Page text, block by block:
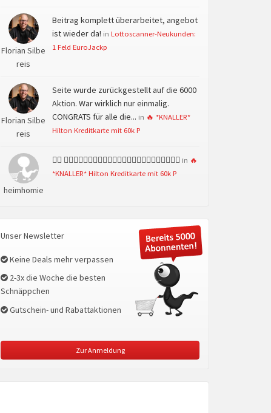
Florian Silbe
reis
Beitrag komplett überarbeitet, angebot
ist wieder da! in Lottoscanner-Neukunden:
1 Feld EuroJackp
Florian Silbe
reis
Seite wurde zurückgestellt auf die 6000
Aktion. War wirklich nur einmalig.
CONGRATS für alle die... in 🔥 *KNALLER*
Hilton Kreditkarte mit 60k P
heimhomie
👍🏻 👍🏻👍🏻👍🏻👍🏻👍🏻👍🏻👍🏻👍🏻👍🏻👍🏻👍🏻👍🏻 in 🔥
*KNALLER* Hilton Kreditkarte mit 60k P
Unser Newsletter
Keine Deals mehr verpassen
2-3x die Woche die besten
Schnäppchen
Gutschein- und Rabattaktionen
Zur Anmeldung